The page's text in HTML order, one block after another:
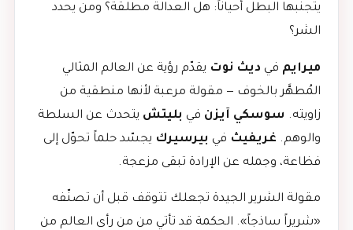
يتجنبها البطل أحياناً: هل العدالة مطلقة؟ ومن يحدد
الشر؟
ميرايم في ديث نوت يقدّم رؤية عن العالم المثالي
المُطهَّر بالخوف — مقولة مرعبة لأنها منطقية من
زاويته. سوسكي آيزن في بليتش يتحدث عن السلطة
والوهم. غريفيث في بيرسيرك يجسّد حلماً تحوّل إلى
فظاعة، وجمله عن الإرادة تبقى مزعجة.
مقولة الشرير الجيدة تجعلك تتوقف قبل أن تصنّفه
«شريراً ساذجاً». الحكمة قد تأتي من من رأى العالم من